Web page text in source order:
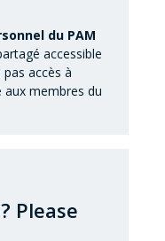
du PAM
accessible
pas accès à
aux membres du
Please